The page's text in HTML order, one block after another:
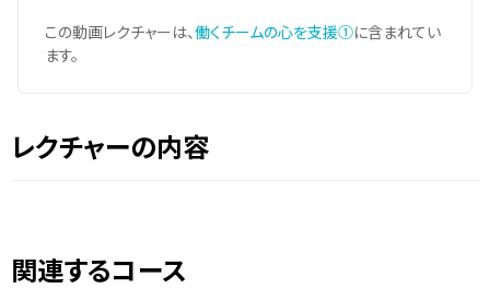
この動画レクチャーは、働くチームの心を支援①に含まれてい
ます。
レクチャーの内容
関連するコース